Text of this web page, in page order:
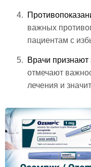
важных
пациентам с
Врачи
отмечают
лечения и